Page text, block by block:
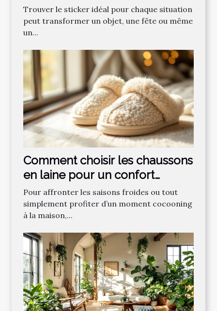
Trouver le sticker idéal pour chaque situation
peut transformer un objet, une fête ou même
un...
Comment choisir les chaussons
en laine pour un confort
optimal ?
Pour affronter les saisons froides ou tout
simplement profiter d’un moment cocooning
à la maison,...